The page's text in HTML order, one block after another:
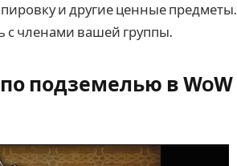
и другие ценные предметы.
с членами вашей группы.
подземелью в WoW